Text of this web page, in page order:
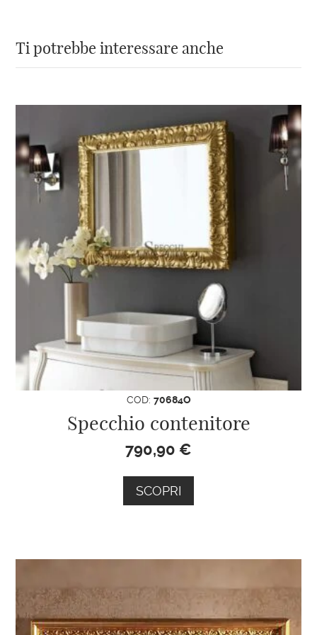
In sintesi, questa cornice dorata è un pezzo
specchio, ideale per arredare la casa o creare
un’atmosfera professionale in ufficio,
personalizzabile nella dimensione.
Non hai trovato lo specchio
moderno per ingresso che
cercavi?
Sfoglia ilnostro catalogoo scrivici
su whatsapp o scrivi a
info@specchionline.it, inviandoci
la foto del modello che hai scelto.
Ti aiuteremo con la tua ricerca!
Ti potrebbe interessare anche
COD: 70684O
Specchio contenitore
790,90 €
SCOPRI